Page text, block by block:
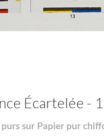
Écartelée -
sur Papier pur